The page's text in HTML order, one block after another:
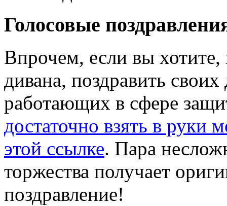
Голосовые
Впрочем, если вы хотите,
дивана, поздравить
работающих в сфере
достаточно взять в руки
этой ссылке. Пара
торжества получает
поздравление!